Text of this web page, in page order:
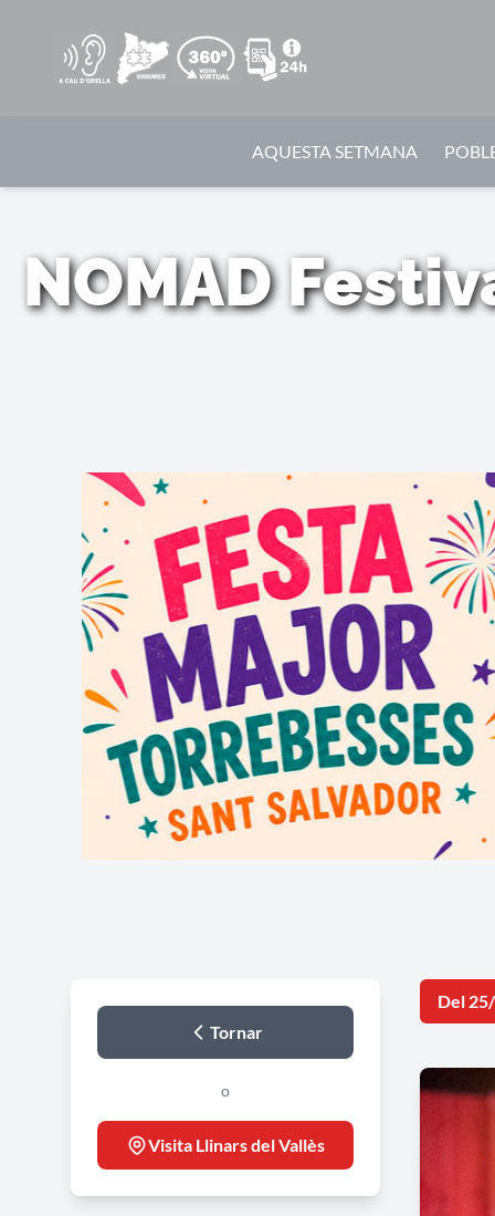
AQUESTA SETMANA
NOMAD
Tornar
o
Visita Llinars del Vallès
Del